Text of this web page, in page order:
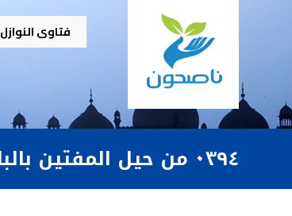
فتاوى النوازل
٠٣٩٤ من حيل المفتين بالباطل